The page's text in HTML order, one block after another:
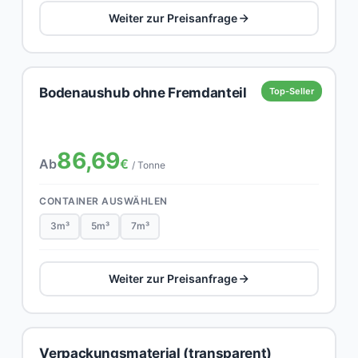
Weiter zur Preisanfrage
Top-Seller
Bodenaushub ohne Fremdanteil
Ab86,69€ / Tonne
CONTAINER AUSWÄHLEN
3m³ 5m³ 7m³
Weiter zur Preisanfrage
Verpackungsmaterial (transparent)